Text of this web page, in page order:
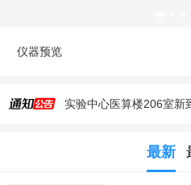
仪器预览
实验中心医算楼206室新
生命科学实验中心2025
最新